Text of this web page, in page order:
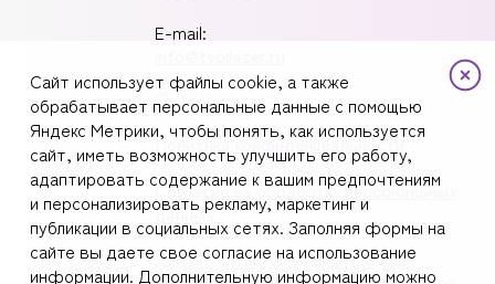
E-mail:
Политика конфиденциальности
Согласие на обработку персональных
данных
Данный сайт носит информационный
Сайт использует файлы cookie, а также
обрабатывает персональные данные с помощью
Яндекс Метрики, чтобы понять, как используется
сайт, иметь возможность улучшить его работу,
адаптировать содержание к вашим предпочтениям
и персонализировать рекламу, маркетинг и
публикации в социальных сетях. Заполняя формы на
сайте вы даете свое согласие на использование
информации. Дополнительную информацию можно